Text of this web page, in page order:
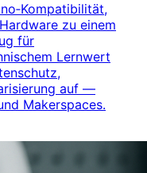
zu einem
für
Lernwert
auf —
Makerspaces.